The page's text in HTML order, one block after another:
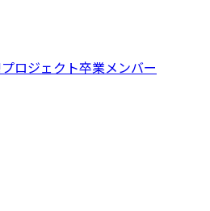
ロジェクト卒業メンバー